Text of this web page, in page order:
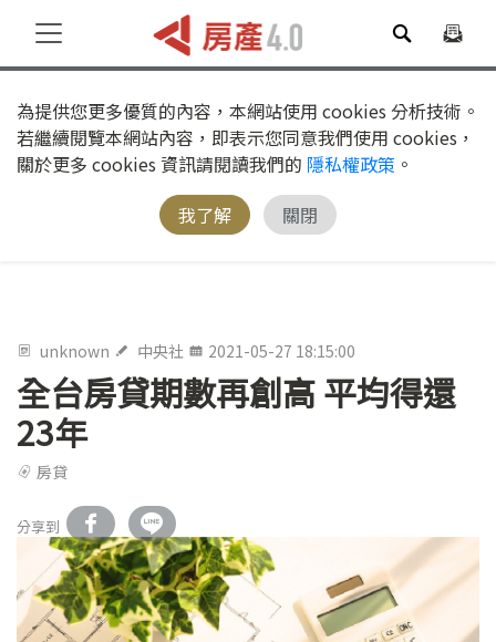
為提供您更多優質的內容，本網站使用 cookies 分析技術。
若繼續閱覽本網站內容，即表示您同意我們使用 cookies，
關於更多 cookies 資訊請閱讀我們的 隱私權政策 。
我了解
關閉
unknown 中央社 2021-05-27 18:15:00
全台房貸期數再創高 平均得還
23年
房貸
分享到